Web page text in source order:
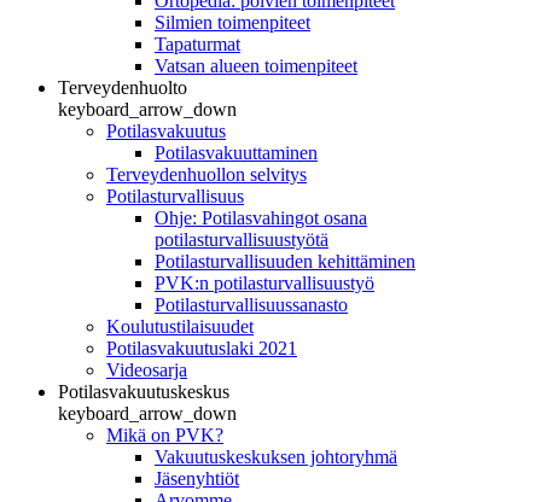
Silmien toimenpiteet
Tapaturmat
Vatsan alueen toimenpiteet
Terveydenhuolto
keyboard_arrow_down
Potilasvakuutus
Potilasvakuuttaminen
Terveydenhuollon selvitys
Potilasturvallisuus
Ohje: Potilasvahingot osana
potilasturvallisuustyötä
Potilasturvallisuuden kehittäminen
PVK:n potilasturvallisuustyö
Potilasturvallisuussanasto
Koulutustilaisuudet
Potilasvakuutuslaki 2021
Videosarja
Potilasvakuutuskeskus
keyboard_arrow_down
Mikä on PVK?
Vakuutuskeskuksen johtoryhmä
Jäsenyhtiöt